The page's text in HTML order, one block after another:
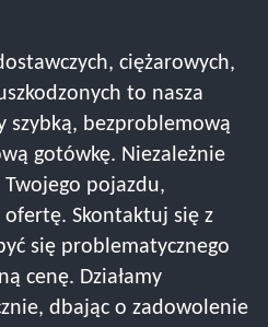
ciężarowych,
to nasza
szybką, bezproblemową
gotówkę. Niezależnie
pojazdu,
Skontaktuj się z
się problematycznego
cenę. Działamy
dbając o zadowolenie